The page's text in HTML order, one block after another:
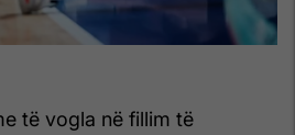
të vogla në fillim të